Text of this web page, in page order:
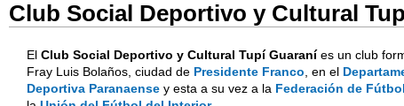
Club Social Deportivo y Cultural
El Club Social Deportivo y Cultural Tupí Guaraníes un club
Fray Luis Bolaños, ciudad de Presidente Franco , en el
Deportiva Paranaense y esta a su vez a la Federación de